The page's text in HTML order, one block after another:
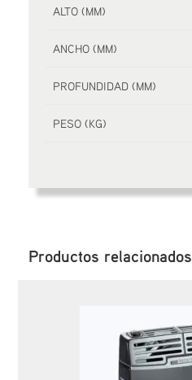
ALTO (MM)
ANCHO (MM)
PROFUNDIDAD (MM)
PESO (KG)
Productos relacionados